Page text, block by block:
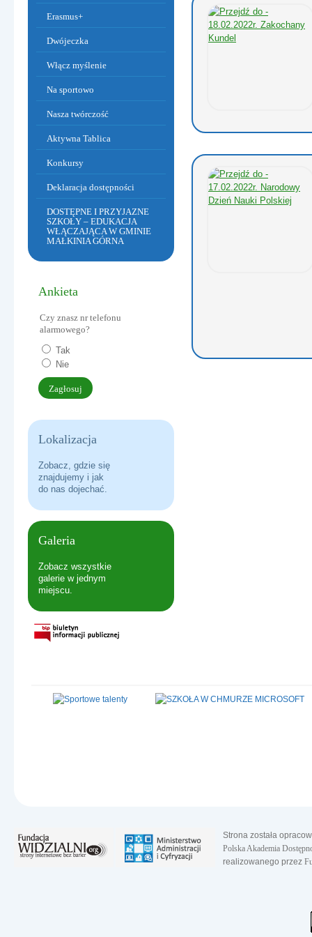
Dzień Babci i Dziadka
ERASMUS+ USING MONILE APPS IN THE LEARNING
DO HYMNU!
Erasmus+
Dwójeczka
Włącz myślenie
Na sportowo
Nasza twórczość
Aktywna Tablica
Konkursy
Deklaracja dostępności
DOSTĘPNE I PRZYJAZNE
SZKOŁY – EDUKACJA
WŁĄCZAJĄCA W GMINIE
MAŁKINIA GÓRNA
Ankieta
Czy znasz nr telefonu
alarmowego?
Tak
Nie
Lokalizacja
Zobacz, gdzie się
znajdujemy i jak
do nas dojechać.
Galeria
Zobacz wszystkie
galerie w jednym
miejscu.
Strona została
Polska Akademia
realizowanego przez